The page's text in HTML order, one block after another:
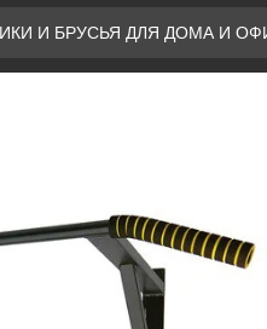
И БРУСЬЯ ДЛЯ ДОМА И